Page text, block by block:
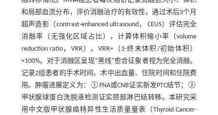
和局部血流分布，评价消融治疗的有效性，通过术后3个月
超声造影（contrast-enhanced ultrasound， CEUS）评估完全
消融率（无强化区域占比），计算体积缩小率（volume
reduction ratio，VRR）。VRR=（1-终末体积/初始体积）
×100%。对于消融区呈现“黑线”愈合征象者视为完全消融。
记录2组患者的手术时间、术中出血量、住院时间和住院费
用。肿瘤进展定义为：①FNA或CNB证实新发PTC结节；②
甲状腺球蛋白洗脱液检测证实颈部淋巴结转移。本研究采
用中文版甲状腺癌特异性生活质量量表（Thyroid Cancer-